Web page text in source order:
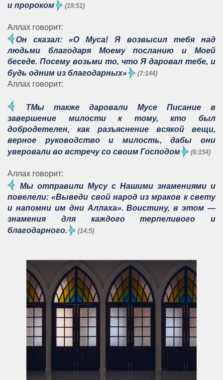
и пророком
(19:51)
Аллах говорит:
Он сказал: «О Муса! Я возвысил тебя над
людьми благодаря Моему посланию и Моей
беседе. Посему возьми то, что Я даровал тебе, и
будь одним из благодарных»
(7:144)
Аллах говорит:
TМы также даровали Мусе Писание в
завершение милости к тому, кто был
добродетелен, как разъяснение всякой вещи,
верное руководство и милость, дабы они
уверовали во встречу со своим Господом
(6:154)
Аллах говорит:
Мы отправили Мусу с Нашими знамениями и
повелели: «Выведи свой народ из мраков к свету
и напомни им дни Аллаха». Воистину, в этом —
знамения для каждого терпеливого и
благодарного.
(14:5)